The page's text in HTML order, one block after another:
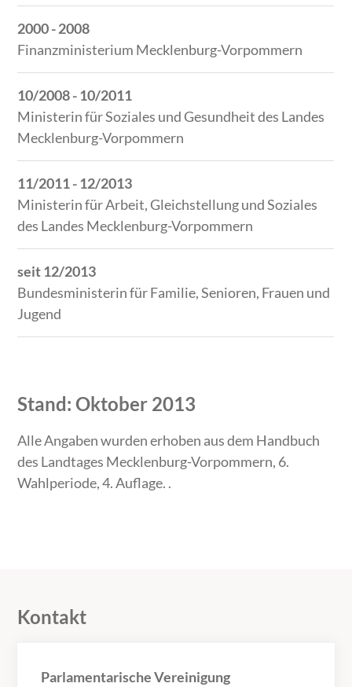
2000 - 2008
Finanzministerium Mecklenburg-Vorpommern
10/2008 - 10/2011
Ministerin für Soziales und Gesundheit des Landes
Mecklenburg-Vorpommern
11/2011 - 12/2013
Ministerin für Arbeit, Gleichstellung und Soziales
des Landes Mecklenburg-Vorpommern
seit 12/2013
Bundesministerin für Familie, Senioren, Frauen und
Jugend
Stand: Oktober 2013
Alle Angaben wurden erhoben aus dem Handbuch
des Landtages Mecklenburg-Vorpommern, 6.
Wahlperiode, 4. Auflage. .
Kontakt
Parlamentarische Vereinigung